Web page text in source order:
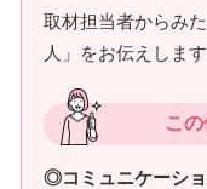
取材担当者からみ
人」をお伝えします
こ
◎コミュニケーシ